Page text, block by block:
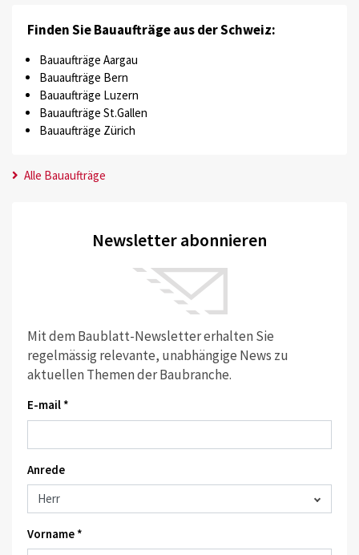
Finden Sie Bauaufträge aus der Schweiz:
Bauaufträge Aargau
Bauaufträge Bern
Bauaufträge Luzern
Bauaufträge St.Gallen
Bauaufträge Zürich
Alle Bauaufträge
Newsletter abonnieren
Mit dem Baublatt-Newsletter erhalten Sie
regelmässig relevante, unabhängige News zu
aktuellen Themen der Baubranche.
E-mail *
Anrede
Vorname *